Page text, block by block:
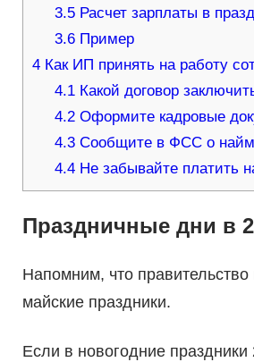
3.5 Расчет зарплаты в
3.6 Пример
4Как ИП принять на работу
4.1 Какой договор
4.2 Оформите кадровые
4.3 Сообщите в ФСС о
4.4 Не забывайте платить
Праздничные дни в
Напомним, что
майские праздники.
Если в новогодние